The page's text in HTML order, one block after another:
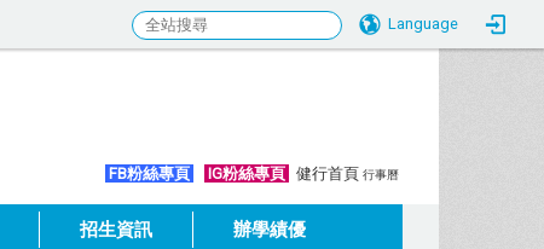
Language
FB粉絲專頁 IG粉絲專頁 健行首頁 行事曆
招生資訊 辦學績優